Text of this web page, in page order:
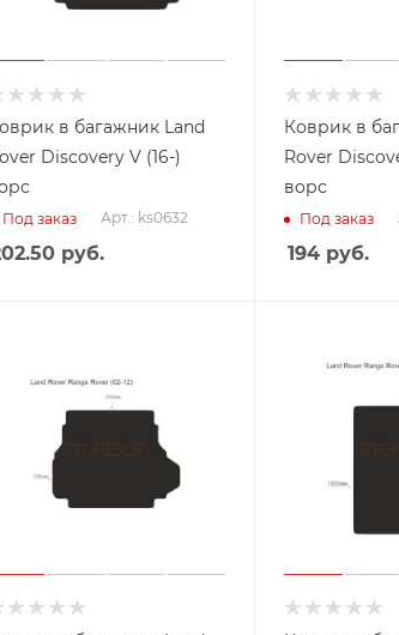
в багажник Land
Discovery V (16-)
Под заказ Арт.: ks0632
руб.
Коврик в
Rover
ворс
Под заказ
194 руб.